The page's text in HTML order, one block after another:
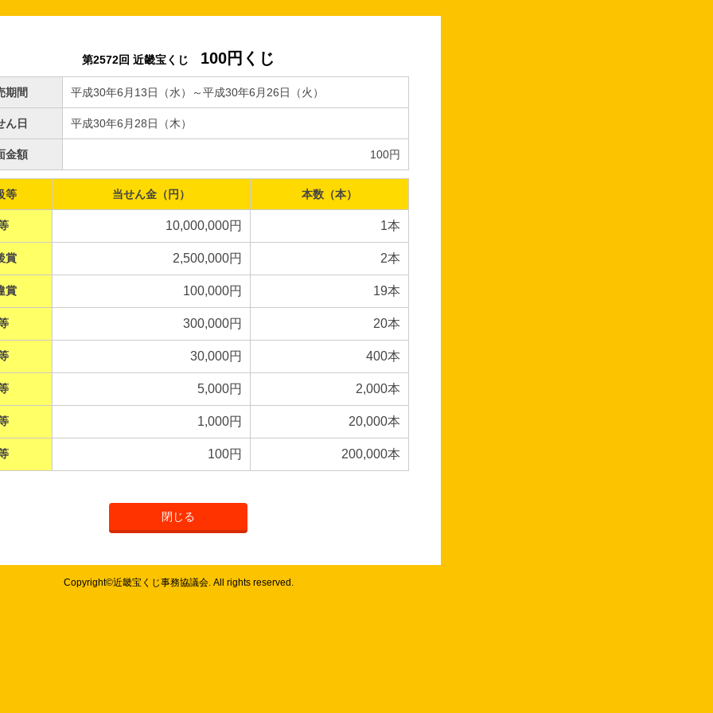
第2572回 近畿宝くじ 100円くじ
期間 平成30年6月13日（水）～平成30年6月26日（火）
ん日 平成30年6月28日（木）
金額 100円
等 当せん金（円） 本数（本）
10,000,000円 1本
賞 2,500,000円 2本
賞 100,000円 19本
300,000円 20本
30,000円 400本
5,000円 2,000本
1,000円 20,000本
100円 200,000本
閉じる
Copyright©近畿宝くじ事務協議会. All rights reserved.